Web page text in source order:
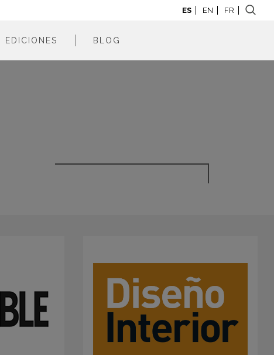
ES EN FR
EDICIONES
madrid 2021
madrid 2014
madrid 2013
BLOG